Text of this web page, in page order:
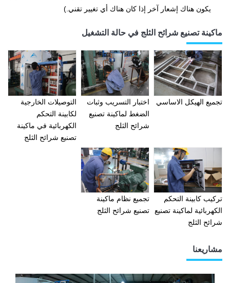
يكون هناك إشعار آخر إذا كان هناك أي تغيير تقني.)
ماكينة تصنيع شرائح الثلج في حالة التشغيل
تجميع الهيكل الاساسي
اختبار التسريب وثبات
الضغط لماكينة تصنيع
شرائح الثلج
التوصيلات الخارجية
لكابينة التحكم
الكهربائية في ماكينة
تصنيع شرائح الثلج
تركيب كابينة التحكم
الكهربائية لماكينة تصنيع
شرائح الثلج
تجميع نظام ماكينة
تصنيع شرائح الثلج
مشاريعنا